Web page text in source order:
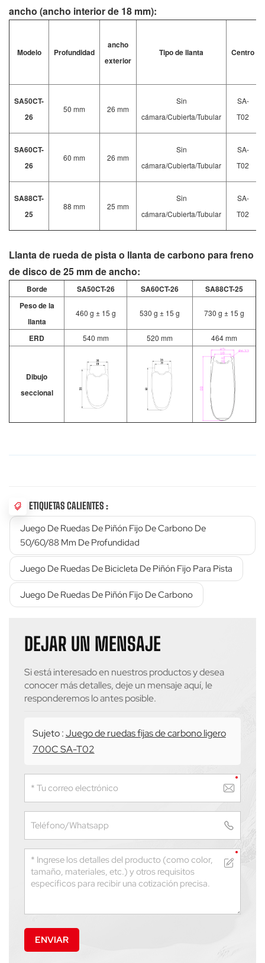
ancho (ancho interior de 18 mm):
Modelo Profundidad
ancho
exterior
Tipo de llanta Centro
SA50CT-
26
50 mm 26 mm
Sin
cámara/Cubierta/Tubular
SA-
T02
SA60CT-
26
60 mm 26 mm
Sin
cámara/Cubierta/Tubular
SA-
T02
SA88CT-
25
88 mm 25 mm
Sin
cámara/Cubierta/Tubular
SA-
T02
Llanta de rueda de pista o llanta de carbono para freno
de disco de 25 mm de ancho:
Borde SA50CT-26 SA60CT-26
SA88CT-25
Peso de la
llanta
460 g ± 15 g 530 g ± 15 g 730 g ± 15 g
ERD 540 mm 520 mm 464 mm
Dibujo
seccional
ETIQUETAS CALIENTES :
Juego De Ruedas De Piñón Fijo De Carbono De
50/60/88 Mm De Profundidad
Juego De Ruedas De Bicicleta De Piñón Fijo Para Pista
Juego De Ruedas De Piñón Fijo De Carbono
DEJAR UN MENSAJE
Si está interesado en nuestros productos y desea
conocer más detalles, deje un mensaje aquí, le
responderemos lo antes posible.
Sujeto :Juego de ruedas fijas de carbono ligero
700C SA-T02
ENVIAR